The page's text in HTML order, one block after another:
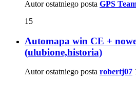
Autor ostatniego posta GPS
15
Automapa win CE +
(ulubione,historia)
Autor ostatniego posta robertj07